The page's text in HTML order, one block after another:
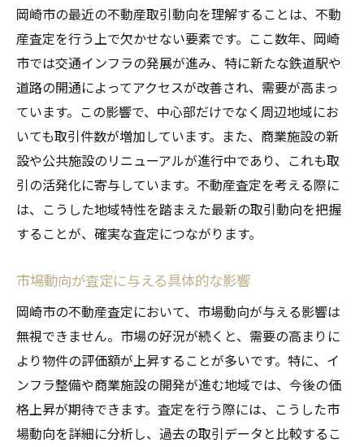
岡崎市の最近の不動産取引動向を理解することは、不動
産査定を行う上で欠かせない要素です。ここ数年、岡崎
市では交通インフラの発展が進み、特に新たな鉄道駅や
道路の開通によってアクセスが改善され、需要が高まっ
ています。この影響で、中心部だけでなく周辺地域にお
いても取引件数が増加しています。また、商業施設の新
設や公共施設のリニューアルが進行中であり、これも取
引の活発化に寄与しています。不動産査定を考える際に
は、こうした地域特性を踏まえた最新の取引動向を把握
することが、確実な査定につながります。
市場動向が査定に与える具体的な影響
岡崎市の不動産査定において、市場動向が与える影響は
無視できません。市場の好況が続くと、需要の高まりに
より物件の評価額が上昇することが多いです。特に、イ
ンフラ整備や商業施設の開発が進む地域では、今後の価
格上昇が期待できます。査定を行う際には、こうした市
場動向を詳細に分析し、過去の取引データと比較するこ